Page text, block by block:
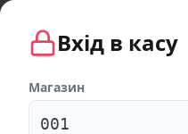
Всі
Вхід в касу
Магазин
001